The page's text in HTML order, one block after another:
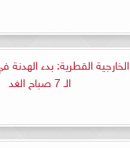
الخارجية القطرية: بدء
الـ 7 صباح الغد